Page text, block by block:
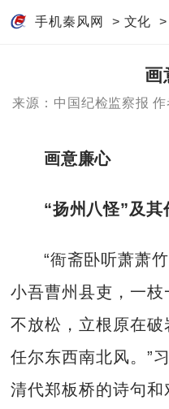
手机秦风网 > 文化 >
画
来源：中国纪检监察报 作
画意廉心
“扬州八怪”及
“衙斋卧听萧萧
小吾曹州县吏，一枝
不放松，立根原在破
任尔东西南北风。”
清代郑板桥的诗句